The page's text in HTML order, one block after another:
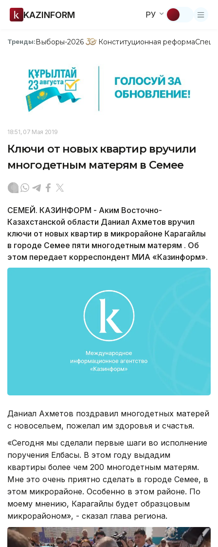
KAZINFORM РУ
Тренды:Выборы-2026 Конституционная реформа
18:51, 07 Мая 2019
Ключи от новых квартир вручили
многодетным матерям в Семее
СЕМЕЙ. КАЗИНФОРМ - Аким Восточно-
Казахстанской области Даниал Ахметов вручил
ключи от новых квартир в микрорайоне Карагайлы
в городе Семее пяти многодетным матерям . Об
этом передает корреспондент МИА «Казинформ».
Даниал Ахметов поздравил многодетных матерей
с новосельем, пожелал им здоровья и счастья.
«Сегодня мы сделали первые шаги во исполнение
поручения Елбасы. В этом году выдадим
квартиры более чем 200 многодетным матерям.
Мне это очень приятно сделать в городе Семее, в
этом микрорайоне. Особенно в этом районе. По
моему мнению, Карагайлы будет образцовым
микрорайоном», - сказал глава региона.